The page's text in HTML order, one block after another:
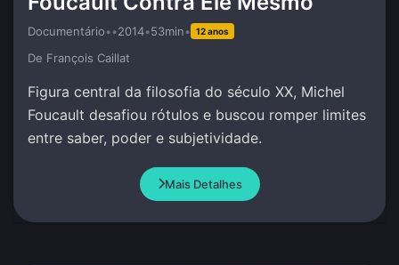
Documentário••2014•53min• 12 anos
De François Caillat
Figura central da filosofia do século XX, Michel
Foucault desafiou rótulos e buscou romper limites
entre saber, poder e subjetividade.
Mais Detalhes